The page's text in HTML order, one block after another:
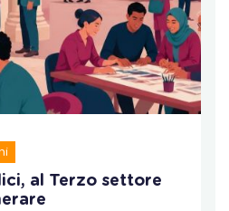
al Terzo settore